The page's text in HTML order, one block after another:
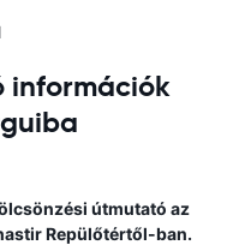
információk
útmutató az
Repülőtértől-ban.